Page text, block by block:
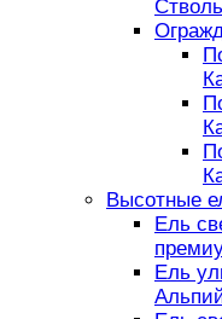
Высотные
Ель
Ель